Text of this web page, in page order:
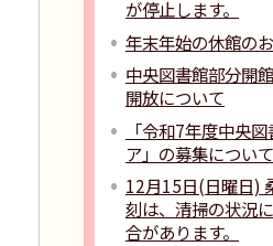
が停止します。
年末年始の休館の
中央図書館部分開
開放について
「令和7年度中央
ア」の募集について
12月15日(日曜日)
刻は、清掃の状況
合があります。